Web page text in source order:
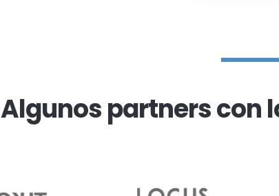
Algunos partners con